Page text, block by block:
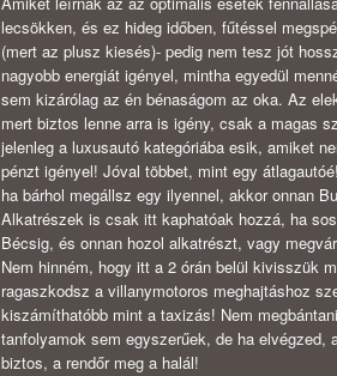
lecsökken, és ez hideg időben, fűtéssel
(mert az plusz kiesés)- pedig nem tesz jót
nagyobb energiát igényel, mintha egyedül
sem kizárólag az én bénaságom az oka. Az
mert biztos lenne arra is igény, csak a magas
jelenleg a luxusautó kategóriába esik, amiket
pénzt igényel! Jóval többet, mint egy
ha bárhol megállsz egy ilyennel, akkor onnan
Alkatrészek is csak itt kaphatóak hozzá, ha
Bécsig, és onnan hozol alkatrészt, vagy
Nem hinném, hogy itt a 2 órán belül kivisszük
ragaszkodsz a villanymotoros meghajtáshoz
kiszámíthatóbb mint a taxizás! Nem
tanfolyamok sem egyszerűek, de ha
biztos, a rendőr meg a halál!